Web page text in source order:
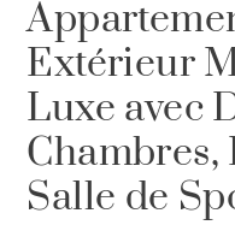
Extérieur
Luxe avec
Chambres,
Salle de